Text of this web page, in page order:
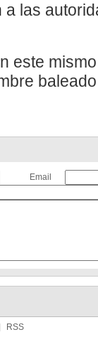
las
este
Email
RSS